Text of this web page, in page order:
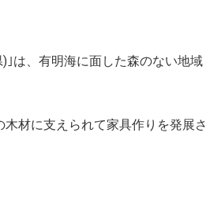
｣は、有明海に面した森のない地域
材に支えられて家具作りを発展さ